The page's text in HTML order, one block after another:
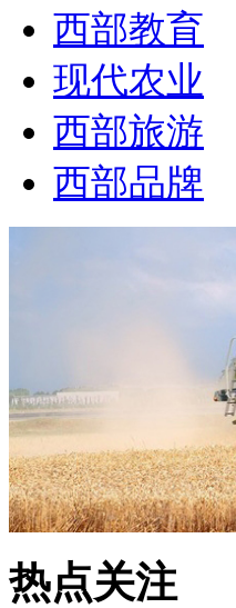
西部教育
现代农业
西部旅游
西部品牌
热点关注